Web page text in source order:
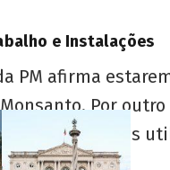
e Instalações
PM afirma
Por
que os